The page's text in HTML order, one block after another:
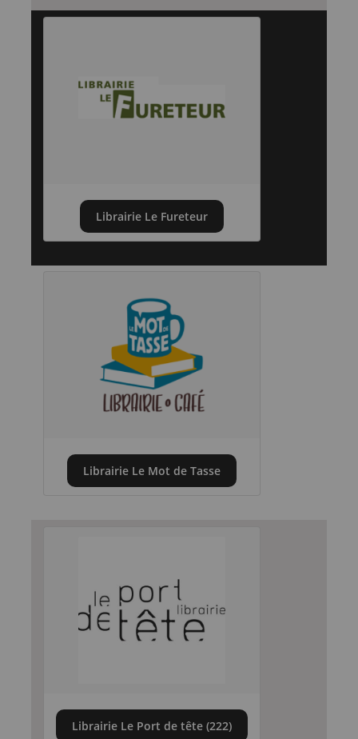
Librairie Le Fureteur
Librairie Le Mot de Tasse
Librairie Le Port de tête (222)